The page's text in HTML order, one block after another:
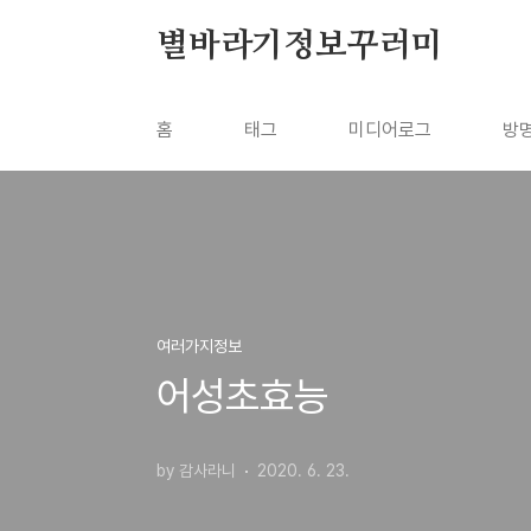
별바라기정보꾸러미
홈 태그 미디어로그 방
여러가지정보
어성초효능
by 감사라니 2020. 6. 23.